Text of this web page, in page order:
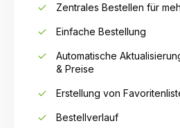
Zentrales Bestellen für
Einfache Bestellung
Automatische
& Preise
Erstellung von
Bestellverlauf